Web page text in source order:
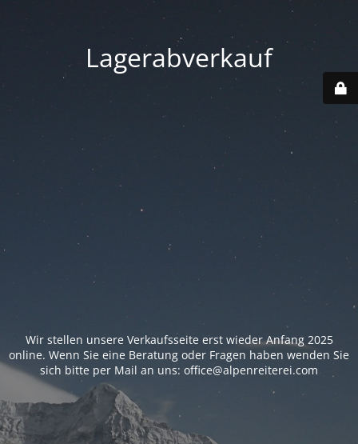
Lagerabverkauf
Wir stellen unsere Verkaufsseite erst wieder Anfang 2025
online. Wenn Sie eine Beratung oder Fragen haben wenden Sie
sich bitte per Mail an uns: office@alpenreiterei.com